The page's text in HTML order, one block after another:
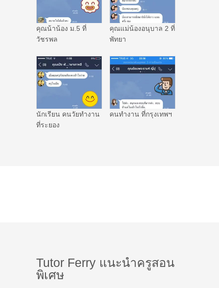
คุณน้าน้อง ม.5 ที่
วัชรพล
คุณแม่น้องอนุบาล 2 ที่
พัทยา
นักเรียน คนวัยทำงาน
ที่ระยอง
คนทำงาน ที่กรุงเทพฯ
Tutor Ferry แนะนำครูสอน
พิเศษ